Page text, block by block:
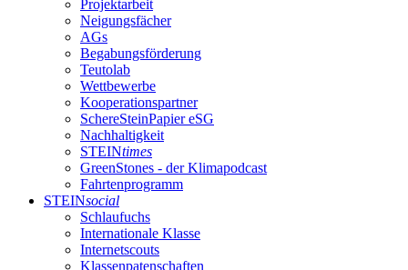
Projektarbeit
Neigungsfächer
AGs
Begabungsförderung
Teutolab
Wettbewerbe
Kooperationspartner
SchereSteinPapier eSG
Nachhaltigkeit
STEINtimes
GreenStones - der Klimapodcast
Fahrtenprogramm
STEINsocial
Schlaufuchs
Internationale Klasse
Internetscouts
Klassenpatenschaften